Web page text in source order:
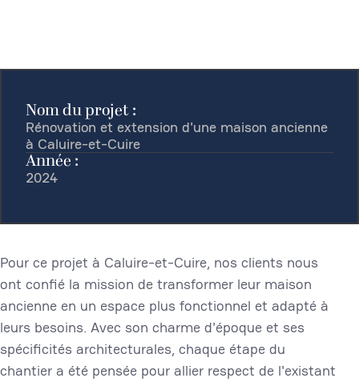
Nom du projet :
Rénovation et extension d'une maison ancienne
à Caluire-et-Cuire
Année :
2024
Pour ce projet à Caluire-et-Cuire, nos clients nous
ont confié la mission de transformer leur maison
ancienne en un espace plus fonctionnel et adapté à
leurs besoins. Avec son charme d'époque et ses
spécificités architecturales, chaque étape du
chantier a été pensée pour allier respect de l'existant